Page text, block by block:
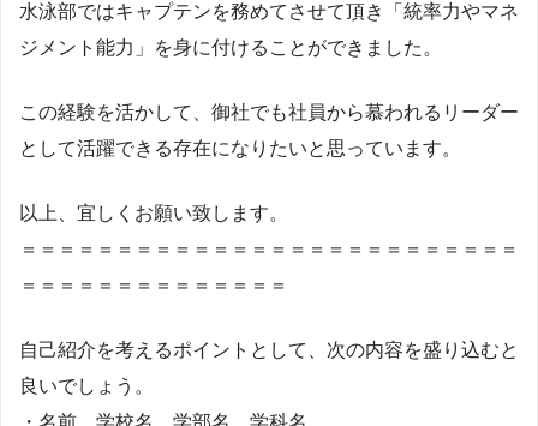
水泳部ではキャプテンを務めてさせて頂き「統率力やマネ
ジメント能力」を身に付けることができました。
この経験を活かして、御社でも社員から慕われるリーダー
として活躍できる存在になりたいと思っています。
以上、宜しくお願い致します。
＝＝＝＝＝＝＝＝＝＝＝＝＝＝＝＝＝＝＝＝＝＝＝＝＝＝
＝＝＝＝＝＝＝＝＝＝＝＝＝＝
自己紹介を考えるポイントとして、次の内容を盛り込むと
良いでしょう。